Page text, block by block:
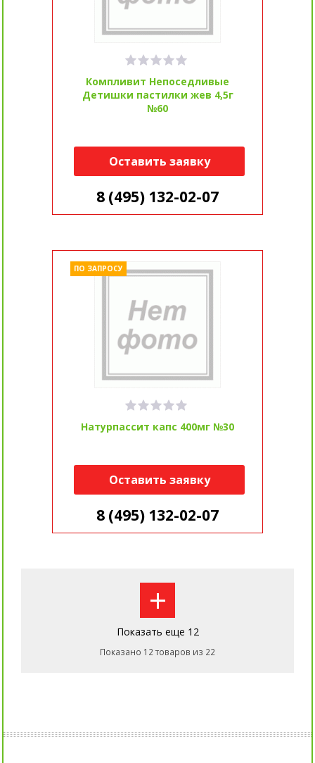
Компливит Непоседливые
Детишки пастилки жев 4,5г
№60
Оставить заявку
8 (495) 132-02-07
Натурпассит капс 400мг №30
ПО ЗАПРОСУ
Оставить заявку
8 (495) 132-02-07
+
Показать еще 12
Показано 12 товаров из 22